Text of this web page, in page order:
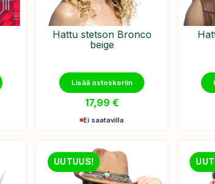
Hattu stetson Bronco
beige
Lisää ostoskoriin
17,99 €
Ei saatavilla
UUTUUS!